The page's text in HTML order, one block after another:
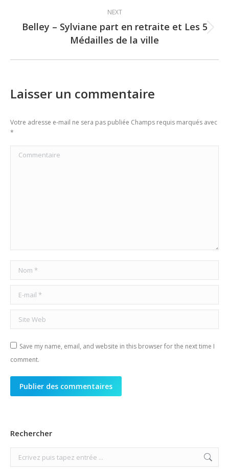
NEXT
Next
post:
Belley – Sylviane part en retraite et Les 5
Médailles de la ville
Laisser un commentaire
Votre adresse e-mail ne sera pas publiée Champs requis marqués avec
*
Commentaire
Nom *
E-mail *
Site Web
Save my name, email, and website in this browser for the next time I
comment.
Publier des commentaires
Rechercher
Search: